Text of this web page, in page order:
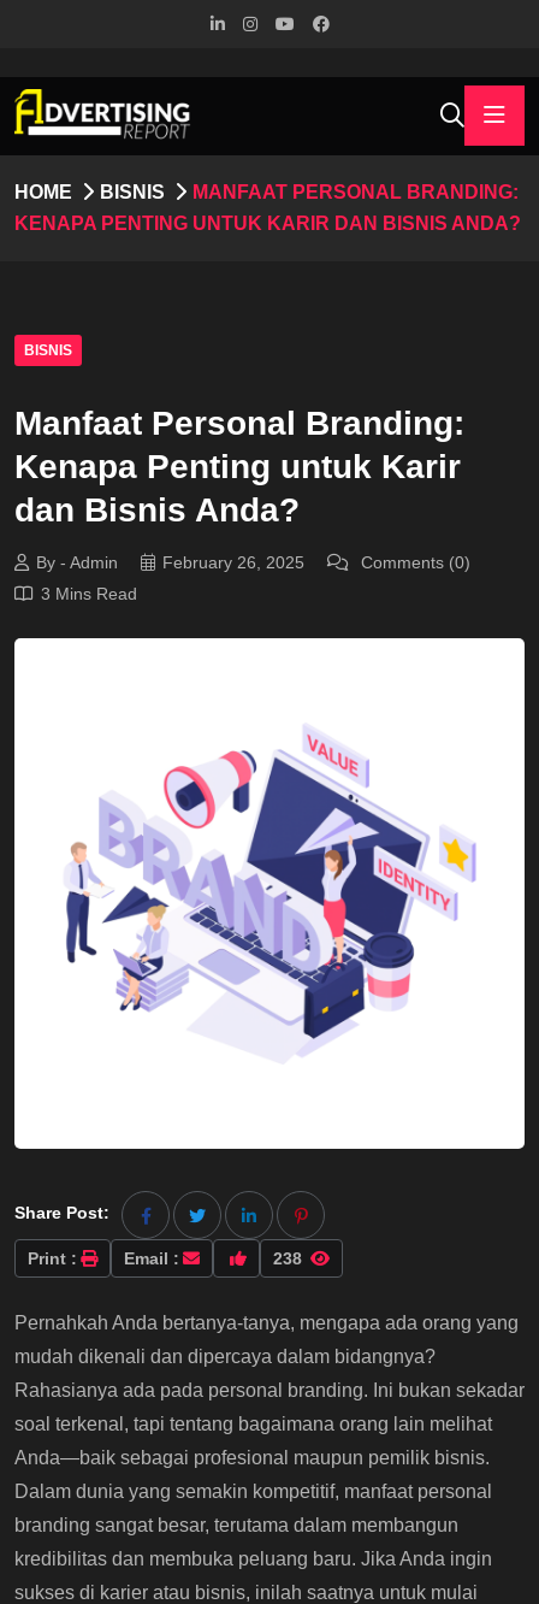
HOME BISNIS
MANFAAT PERSONAL BRANDING:
KENAPA PENTING UNTUK KARIR DAN BISNIS ANDA?
BISNIS
Manfaat Personal Branding:
Kenapa Penting untuk Karir
dan Bisnis Anda?
By - Admin February 26, 2025
Comments (0)
3 Mins Read
Share Post:
Print : Email : 238
Pernahkah Anda bertanya-tanya, mengapa ada orang yang
mudah dikenali dan dipercaya dalam bidangnya?
Rahasianya ada pada personal branding. Ini bukan sekadar
soal terkenal, tapi tentang bagaimana orang lain melihat
Anda—baik sebagai profesional maupun pemilik bisnis.
Dalam dunia yang semakin kompetitif, manfaat personal
branding sangat besar, terutama dalam membangun
kredibilitas dan membuka peluang baru. Jika Anda ingin
sukses di karier atau bisnis, inilah saatnya untuk mulai